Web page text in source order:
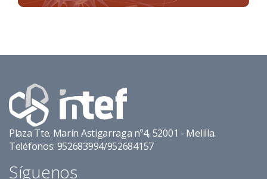
Plaza Tte. Marín Astigarraga nº4, 52001 - Melilla.
Teléfonos: 952683994/952684157
Síguenos